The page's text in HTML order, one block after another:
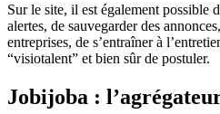
Sur le site, il est également possible
alertes, de sauvegarder des
entreprises, de s’entraîner à
“visiotalent” et bien sûr de postuler.
Jobijoba :